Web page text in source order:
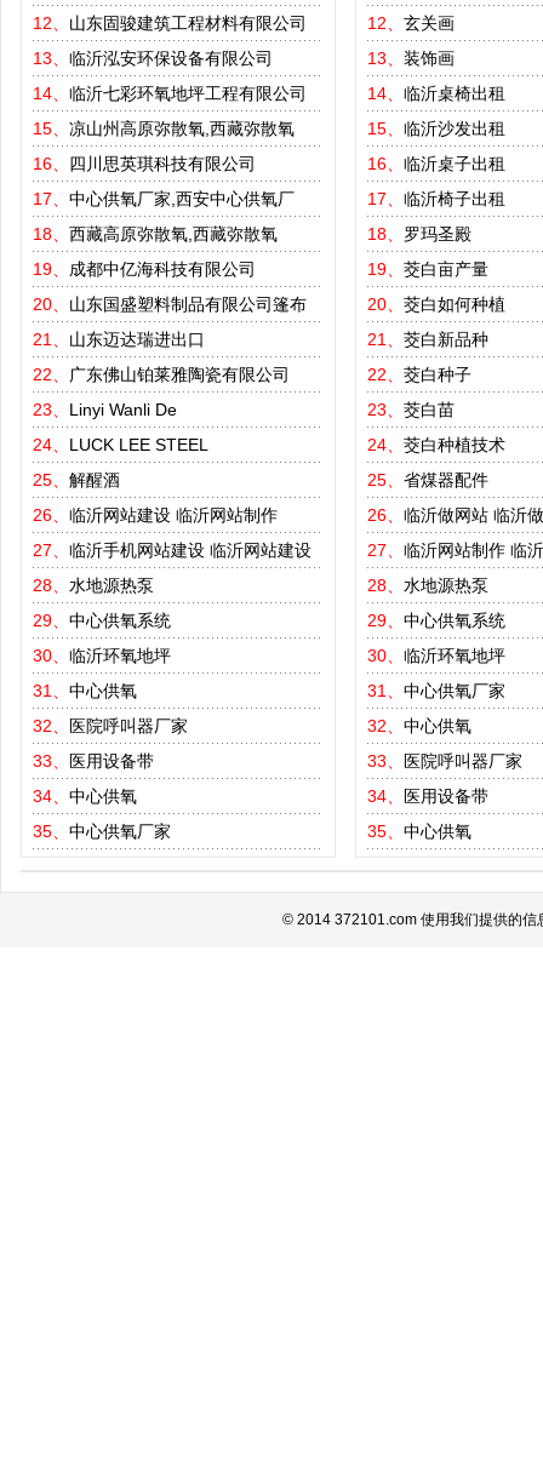
12、 山东固骏建筑工程材料有限公司
13、 临沂泓安环保设备有限公司
14、 临沂七彩环氧地坪工程有限公司
15、 凉山州高原弥散氧,西藏弥散氧
16、 四川思英琪科技有限公司
17、 中心供氧厂家,西安中心供氧厂
18、 西藏高原弥散氧,西藏弥散氧
19、 成都中亿海科技有限公司
20、 山东国盛塑料制品有限公司篷布
21、 山东迈达瑞进出口
22、
广东佛山铂莱雅陶瓷有限公司
23、 Linyi Wanli De
24、 LUCK LEE STEEL
25、 解醒酒
26、 临沂网站建设 临沂网站制作
27、 临沂手机网站建设 临沂网站建设
28、 水地源热泵
29、 中心供氧系统
30、 临沂环氧地坪
31、 中心供氧
32、
医院呼叫器厂家
33、
医用设备带
34、 中心供氧
35、 中心供氧厂家
12、 玄关画
13、 装饰画
14、 临沂桌椅出租
15、 临沂沙发出租
16、 临沂桌子出租
17、 临沂椅子出租
18、 罗玛圣殿
19、 茭白亩产量
20、 茭白如何种植
21、 茭白新品种
22、 茭白种子
23、 茭白苗
24、 茭白种植技术
25、 省煤器配件
26、 临沂做网站 临沂
27、 临沂网站制作 临
28、 水地源热泵
29、 中心供氧系统
30、 临沂环氧地坪
31、 中心供氧厂家
32、 中心供氧
33、
医院呼叫器厂家
34、
医用设备带
35、 中心供氧
© 2014 372101.com 使用我们提供的信